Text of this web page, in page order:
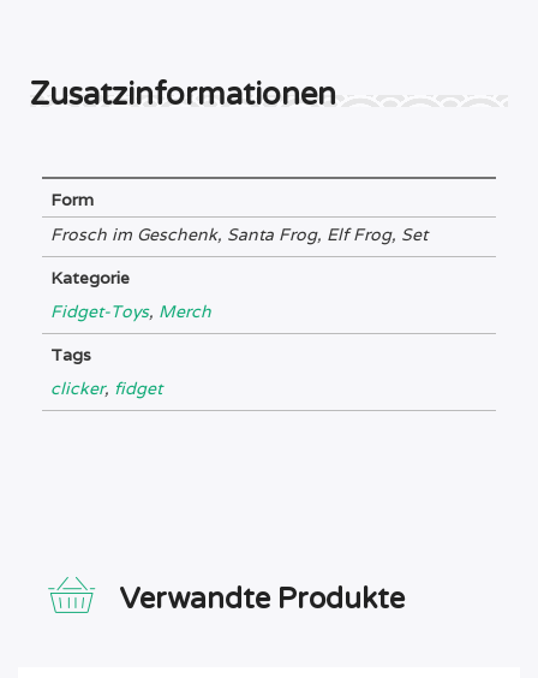
Zusatzinformationen
Form
Frosch im Geschenk, Santa Frog, Elf Frog, Set
Kategorie
Fidget-Toys, Merch
Tags
clicker, fidget
Verwandte Produkte